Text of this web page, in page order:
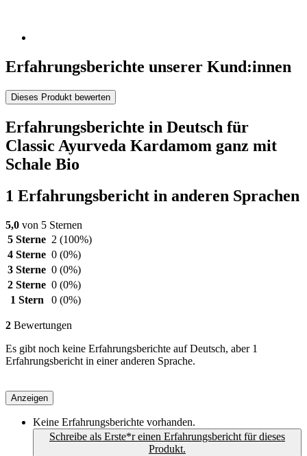
Erfahrungsberichte unserer Kund:innen
Dieses Produkt bewerten
Erfahrungsberichte in Deutsch für
Classic Ayurveda Kardamom ganz mit
Schale Bio
1 Erfahrungsbericht in anderen Sprachen
5,0 von 5 Sternen
5 Sterne 2 (100%)
4 Sterne 0 (0%)
3 Sterne 0 (0%)
2 Sterne 0 (0%)
1 Stern
0 (0%)
2 Bewertungen
Es gibt noch keine Erfahrungsberichte auf Deutsch, aber 1
Erfahrungsbericht in einer anderen Sprache.
Anzeigen
Keine Erfahrungsberichte vorhanden.
Schreibe als Erste*r einen Erfahrungsbericht für dieses
Produkt.